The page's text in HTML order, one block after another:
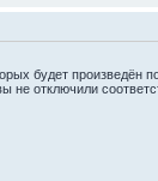
будет произведён
не отключили